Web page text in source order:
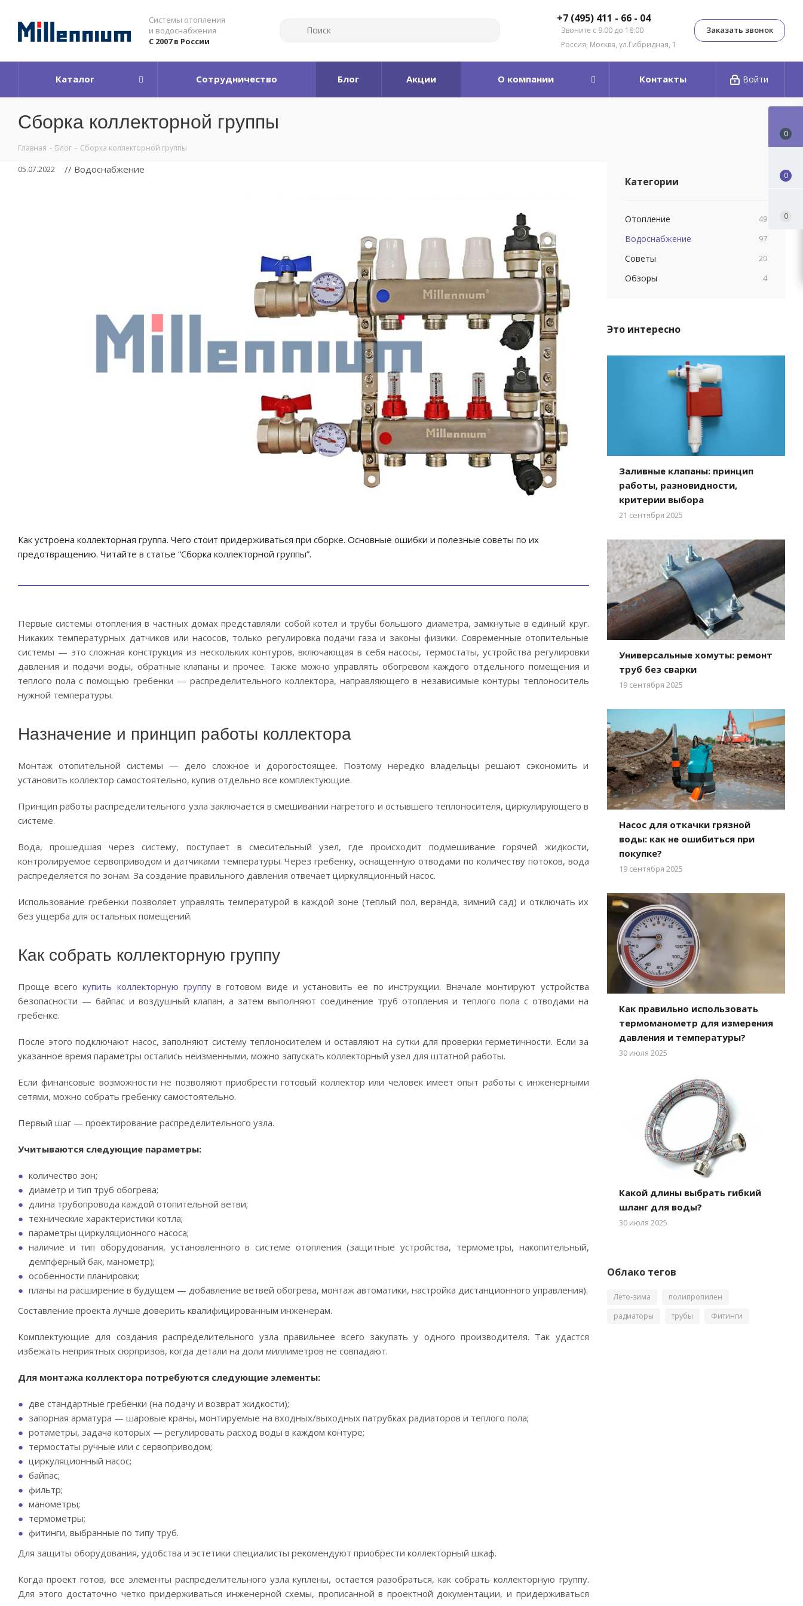
Системы отопления
и водоснабжения
С 2007 в России
+7 (495) 411 - 66 - 04
Звоните с 9:00 до 18:00
Россия, Москва, ул.Гибридная, 1
Заказать звонок
Войти
Каталог Сотрудничество Блог Акции О компании Контакты
Сборка коллекторной группы
Главная - Блог - Сборка коллекторной группы
05.07.2022 // Водоснабжение
Как устроена коллекторная группа. Чего стоит придерживаться при сборке. Основные ошибки и полезные советы по их
предотвращению. Читайте в статье “Сборка коллекторной группы”.
Первые системы отопления в частных домах представляли собой котел и трубы большого диаметра, замкнутые в единый круг.
Никаких температурных датчиков или насосов, только регулировка подачи газа и законы физики. Современные отопительные
системы — это сложная конструкция из нескольких контуров, включающая в себя насосы, термостаты, устройства регулировки
давления и подачи воды, обратные клапаны и прочее. Также можно управлять обогревом каждого отдельного помещения и
теплого пола с помощью гребенки — распределительного коллектора, направляющего в независимые контуры теплоноситель
нужной температуры.
Назначение и принцип работы коллектора
Монтаж отопительной системы — дело сложное и дорогостоящее. Поэтому нередко владельцы решают сэкономить и
установить коллектор самостоятельно, купив отдельно все комплектующие.
Принцип работы распределительного узла заключается в смешивании нагретого и остывшего теплоносителя, циркулирующего в
системе.
Вода, прошедшая через систему, поступает в смесительный узел, где происходит подмешивание горячей жидкости,
контролируемое сервоприводом и датчиками температуры. Через гребенку, оснащенную отводами по количеству потоков, вода
распределяется по зонам. За создание правильного давления отвечает циркуляционный насос.
Использование гребенки позволяет управлять температурой в каждой зоне (теплый пол, веранда, зимний сад) и отключать их
без ущерба для остальных помещений.
Как собрать коллекторную группу
Проще всегокупить коллекторную группув готовом виде и установить ее по инструкции. Вначале монтируют устройства
безопасности — байпас и воздушный клапан, а затем выполняют соединение труб отопления и теплого пола с отводами на
гребенке.
После этого подключают насос, заполняют систему теплоносителем и оставляют на сутки для проверки герметичности. Если за
указанное время параметры остались неизменными, можно запускать коллекторный узел для штатной работы.
Если финансовые возможности не позволяют приобрести готовый коллектор или человек имеет опыт работы с инженерными
сетями, можно собрать гребенку самостоятельно.
Первый шаг — проектирование распределительного узла.
Учитываются следующие параметры:
количество зон;
диаметр и тип труб обогрева;
длина трубопровода каждой отопительной ветви;
технические характеристики котла;
параметры циркуляционного насоса;
наличие и тип оборудования, установленного в системе отопления (защитные устройства, термометры, накопительный,
демпферный бак, манометр);
особенности планировки;
планы на расширение в будущем — добавление ветвей обогрева, монтаж автоматики, настройка дистанционного управления).
Составление проекта лучше доверить квалифицированным инженерам.
Комплектующие для создания распределительного узла правильнее всего закупать у одного производителя. Так удастся
избежать неприятных сюрпризов, когда детали на доли миллиметров не совпадают.
Для монтажа коллектора потребуются следующие элементы:
две стандартные гребенки (на подачу и возврат жидкости);
запорная арматура — шаровые краны, монтируемые на входных/выходных патрубках радиаторов и теплого пола;
ротаметры, задача которых — регулировать расход воды в каждом контуре;
термостаты ручные или с сервоприводом;
циркуляционный насос;
байпас;
фильтр;
манометры;
термометры;
фитинги, выбранные по типу труб.
Для защиты оборудования, удобства и эстетики специалисты рекомендуют приобрести коллекторный шкаф.
Когда проект готов, все элементы распределительного узла куплены, остается разобраться, как собрать коллекторную группу.
Для этого достаточно четко придерживаться инженерной схемы, прописанной в проектной документации, и придерживаться
Категории
Отопление 49
Водоснабжение 97
Советы 20
Обзоры 4
Это интересно
Заливные клапаны: принцип
работы, разновидности,
критерии выбора
21 сентября 2025
Универсальные хомуты: ремонт
труб без сварки
19 сентября 2025
Насос для откачки грязной
воды: как не ошибиться при
покупке?
19 сентября 2025
Как правильно использовать
термоманометр для измерения
давления и температуры?
30 июля 2025
Какой длины выбрать гибкий
шланг для воды?
30 июля 2025
Облако тегов
Лето-зима
полипропилен
радиаторы
трубы Фитинги
0
0
0